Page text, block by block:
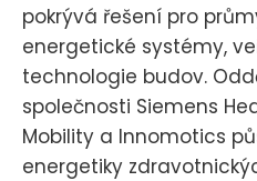
pokrývá řešení pro
energetické systémy,
technologie budov.
společnosti Siemens
Mobility a Innomotics
energetiky